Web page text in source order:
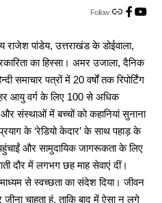
Follow:
पांडेय, उत्तराखंड के डोईवाला,
का हिस्सा। अमर उजाला, दैनिक
पत्रों में 20 वर्षों तक रिपोर्टिंग
आयु वर्ग के लिए 100 से अधिक
संस्थाओं में बच्चों को कहानियां सुनाना
के ‘रेडियो केदार’ के साथ पहाड़ के
और सामुदायिक जागरूकता के लिए
दौर में लगभग छह माह सेवाएं दीं।
से स्वच्छता का संदेश दिया। जीवन
चाहता हूं, ताकि बाद में ऐसा न लगे